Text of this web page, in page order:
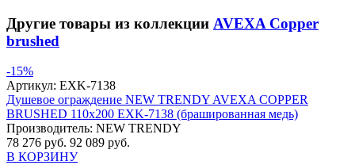
Другие товары из коллекции AVEXA Copper
brushed
-15%
Артикул: EXK-7138
Душевое ограждение NEW TRENDY AVEXA COPPER
BRUSHED 110x200 EXK-7138 (брашированная медь)
Производитель: NEW TRENDY
78 276 руб. 92 089 руб.
В КОРЗИНУ